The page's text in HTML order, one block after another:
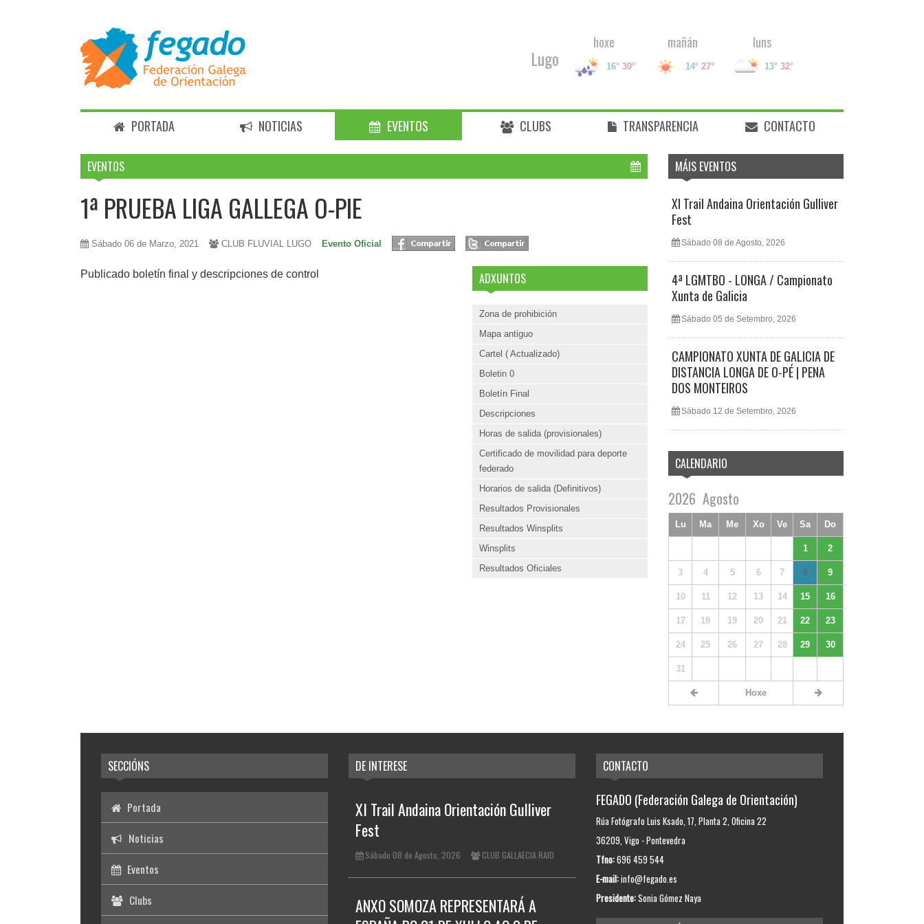
Lugo
hoxe
16° 30°
mañán
14° 27°
luns
13° 32°
PORTADA NOTICIAS EVENTOS CLUBS TRANSPARENCIA CONTACTO
EVENTOS
1ª PRUEBA LIGA GALLEGA O-PIE
Sábado 06 de Marzo, 2021 CLUB FLUVIAL LUGO Evento Oficial
Publicado boletín final y descripciones de control ADXUNTOS
Zona de prohibición
Mapa antiguo
Cartel ( Actualizado)
Boletin 0
Boletín Final
Descripciones
Horas de salida (provisionales)
Certificado de movilidad para deporte
federado
Horarios de salida (Definitivos)
Resultados Provisionales
Resultados Winsplits
Winsplits
Resultados Oficiales
MÁIS EVENTOS
XI Trail Andaina Orientación Gulliver
Fest
Sábado 08 de Agosto, 2026
4ª LGMTBO - LONGA / Campionato
Xunta de Galicia
Sábado 05 de Setembro, 2026
CAMPIONATO XUNTA DE GALICIA DE
DISTANCIA LONGA DE O-PÉ | PENA
DOS MONTEIROS
Sábado 12 de Setembro, 2026
CALENDARIO
2026 Agosto
Lu Ma Me Xo Ve Sa Do
1 2
3 4 5 6 7 8 9
10 11 12 13 14 15 16
17 18 19 20 21 22 23
24 25 26 27 28 29 30
31
Hoxe
SECCIÓNS
Portada
Noticias
Eventos
Clubs
DE INTERESE
XI Trail Andaina Orientación Gulliver
Fest
Sábado 08 de Agosto, 2026 CLUB GALLAECIA RAID
ANXO SOMOZA REPRESENTARÁ A
CONTACTO
FEGADO (Federación Galega de Orientación)
Rúa Fotógrafo Luis Ksado, 17, Planta 2, Oficina 22
36209, Vigo - Pontevedra
Tfno:696 459 544
E-mail:info@fegado.es
Presidente:Sonia Gómez Naya